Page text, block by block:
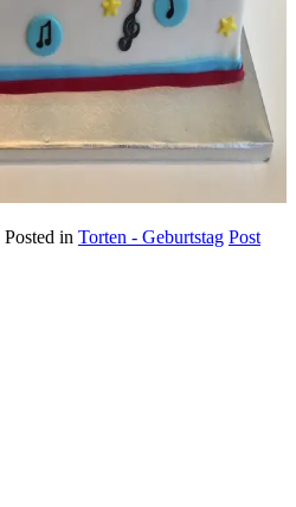
Posted in Torten - Geburtstag Post